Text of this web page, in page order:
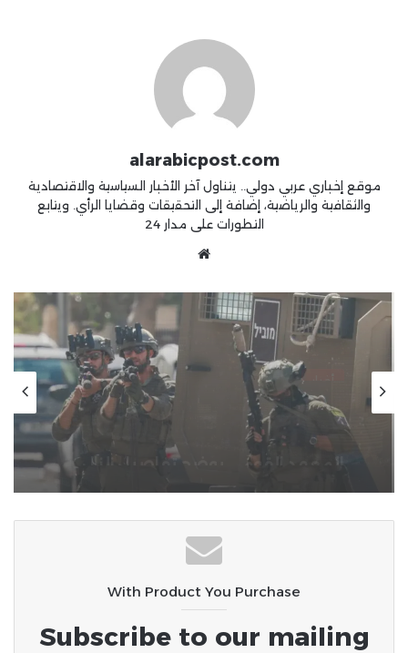
alarabicpost.com
موقع إخباري عربي دولي.. يتناول آخر الأخبار السياسية والاقتصادية
والثقافية والرياضية، إضافة إلى التحقيقات وقضايا الرأي. ويتابع
التطورات على مدار 24
منذ أسبوعين
جيش الاحتلال يواصل الاعتداءات
بالضفة المحتلة ويرتكب مجزرة في
“تل” وحملات اعتقال واقتحامات
واسعة طالت 80 فلسطينياً
With Product You Purchase
Subscribe to our mailing